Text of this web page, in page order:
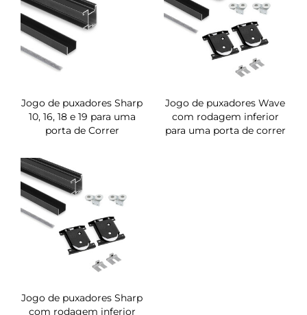
Jogo de puxadores Sharp
10, 16, 18 e 19 para uma
porta de Correr
Jogo de puxadores Wave
com rodagem inferior
para uma porta de correr
Jogo de puxadores Sharp
com rodagem inferior